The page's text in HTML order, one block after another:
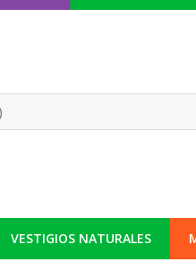
VESTIGIOS NATURALES